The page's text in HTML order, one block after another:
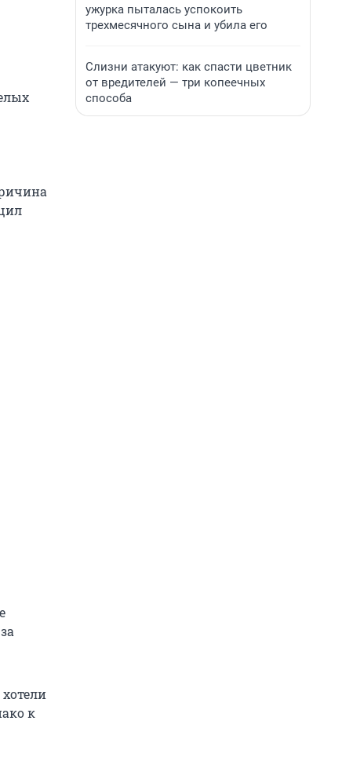
к
ужурка пыталась успокоить
трехмесячного сына и убила его
Слизни атакуют: как спасти цветник
от вредителей — три копеечных
способа